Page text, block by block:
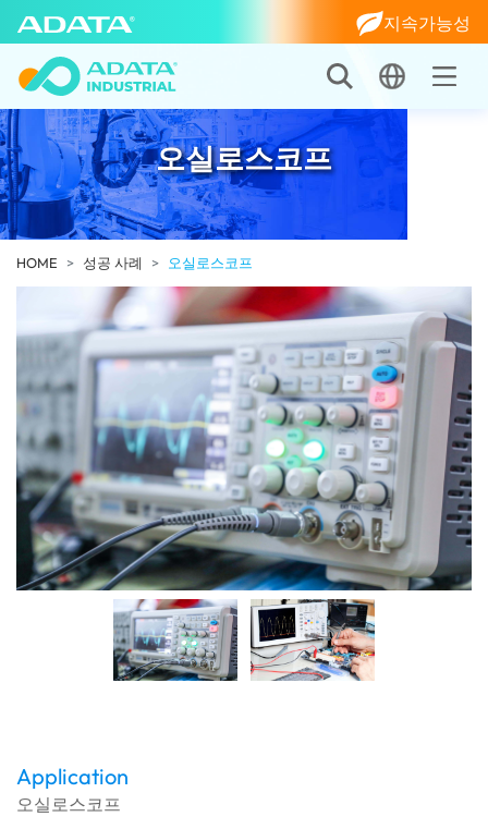
지속가능성
오실로스코프
HOME 성공 사례 오실로스코프
Application
오실로스코프